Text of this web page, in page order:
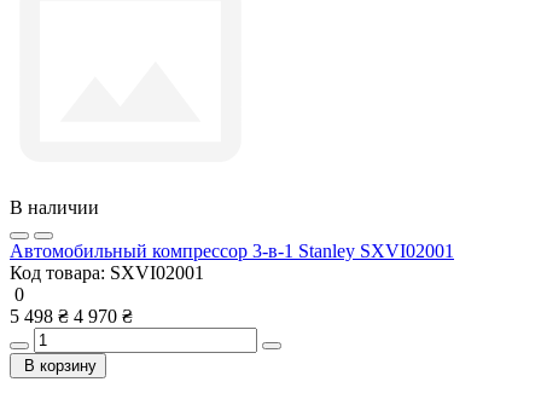
В наличии
Автомобильный компрессор 3-в-1 Stanley SXVI02001
Код товара: SXVI02001
0
5 498 ₴ 4 970 ₴
В корзину